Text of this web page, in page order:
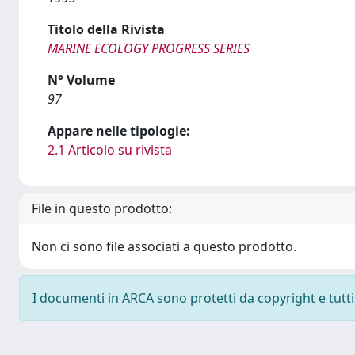
Titolo della Rivista
MARINE ECOLOGY PROGRESS SERIES
N° Volume
97
Appare nelle tipologie:
2.1 Articolo su rivista
File in questo prodotto:
Non ci sono file associati a questo prodotto.
I documenti in ARCA sono protetti da copyright e